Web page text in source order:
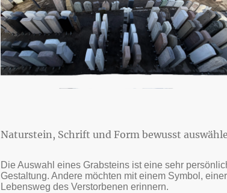
Naturstein, Schrift und Form bewusst
Die Auswahl eines Grabsteins ist eine sehr
Gestaltung. Andere möchten mit einem Symbol,
Lebensweg des Verstorbenen erinnern.